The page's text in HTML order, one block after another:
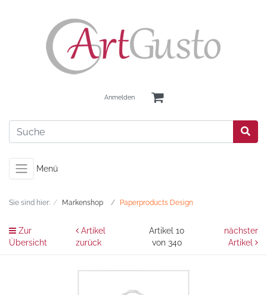
Anmelden
Menü
Sie sind hier: Markenshop Paperproducts Design
Zur
Übersicht
Artikel
zurück
Artikel 10
von 340
nächster
Artikel